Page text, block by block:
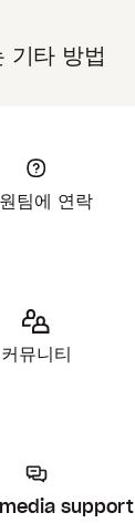
기타 방법
팀에 연락
커뮤니티
support